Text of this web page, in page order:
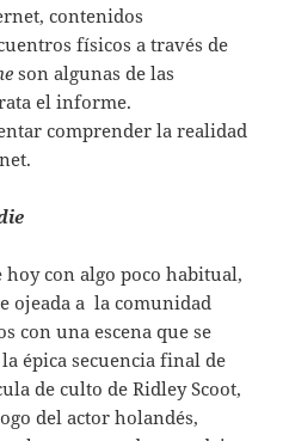
contenidos
físicos a través de
son algunas de las
el informe.
comprender la realidad
con algo poco habitual,
ojeada a la comunidad
con una escena que se
épica secuencia final de
de culto de Ridley Scoot,
del actor holandés,